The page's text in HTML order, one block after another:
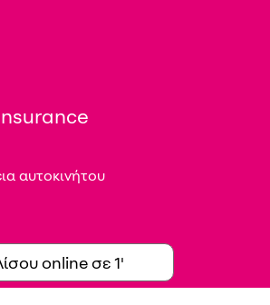
αυτοκινήτου
online σε 1'